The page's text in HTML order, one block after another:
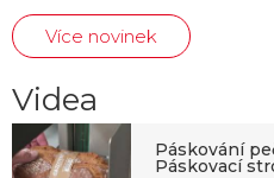
Více novinek
Videa
Páskování
Páskovací